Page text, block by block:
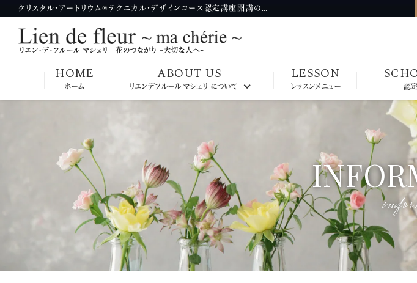
HOME
ホーム
ABOUT US
リエンデフルール マシェリ について
大阪本部校
神奈川本部校
東京本部校
韓国本部校
台湾本部校
LESSON
レッスンメニュー 認